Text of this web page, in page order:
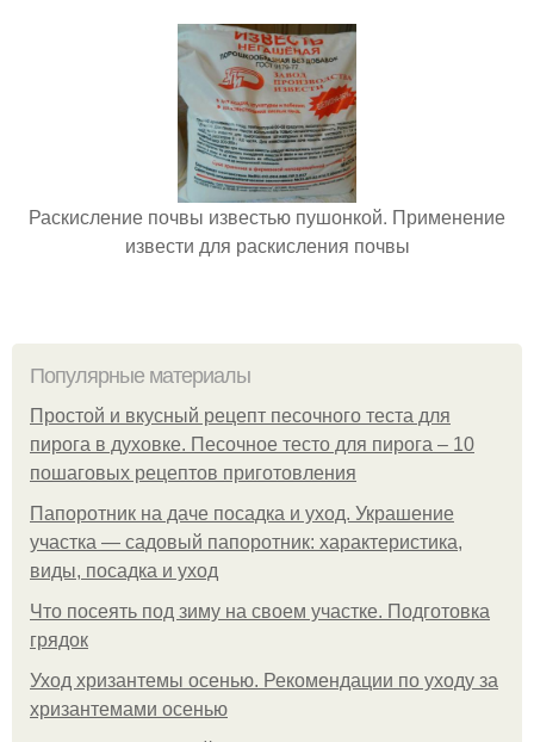
Раскисление почвы известью пушонкой. Применение
извести для раскисления почвы
Популярные материалы
Простой и вкусный рецепт песочного теста для
пирога в духовке. Песочное тесто для пирога – 10
пошаговых рецептов приготовления
Папоротник на даче посадка и уход. Украшение
участка — садовый папоротник: характеристика,
виды, посадка и уход
Что посеять под зиму на своем участке. Подготовка
грядок
Уход хризантемы осенью. Рекомендации по уходу за
хризантемами осенью